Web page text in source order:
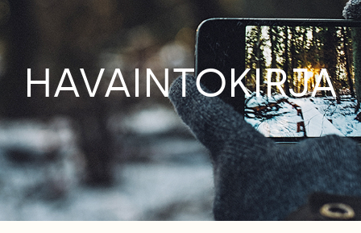
HAVAINTOKIRJA